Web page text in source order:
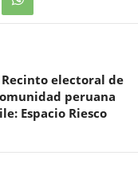
electoral de
peruana
Espacio Riesco